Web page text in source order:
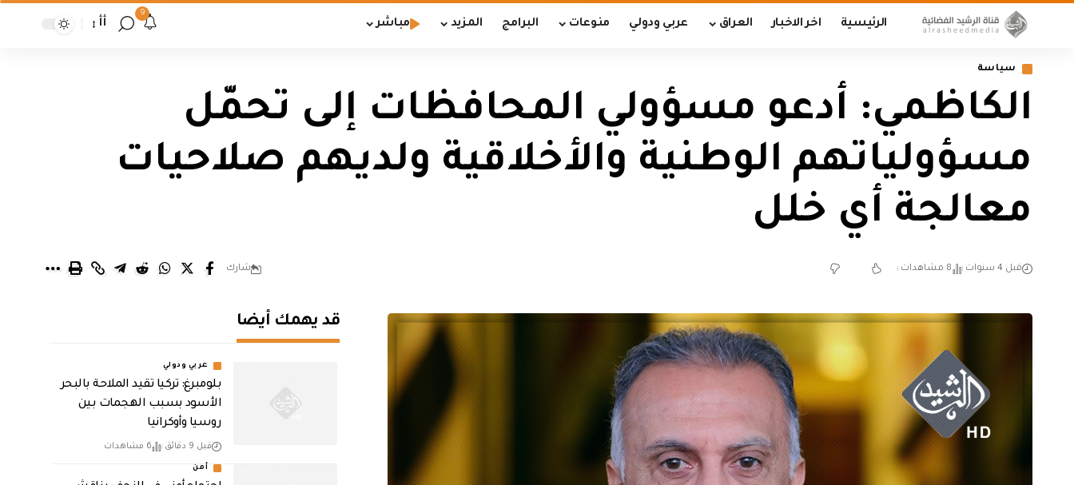
الرئيسية اخر الاخبار العراق عربي ودولي منوعات البرامج المزيد مباشر
9
أأ
سياسة
الكاظمي: أدعو مسؤولي المحافظات إلى تحمّل
مسؤولياتهم الوطنية والأخلاقية ولديهم صلاحيات
معالجة أي خلل
قبل 4 سنوات 8 مشاهدات شارك
قد يهمك أيضا
عربي ودولي
بلومبرغ: تركيا تقيد الملاحة بالبحر
الأسود بسبب الهجمات بين
روسيا وأوكرانيا
قبل 9 دقائق 6 مشاهدات
أمن